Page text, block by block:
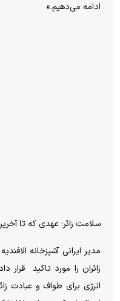
ادامه می‌دهیم.»
سلامت زائر؛ عهدی که تا
مدیر ایرانی آشپزخانه
زائران را مورد تاکید
قرار
انرژی برای طواف و عبادت